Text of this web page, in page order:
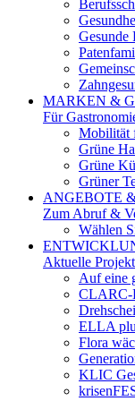
Gesunde
MARKEN &
Für
Mobilität
Grüne
Grüne
Grüner
ANGEBOTE
Zum Abruf &
Wählen
Aktuelle
Auf eine
CLARC-
ELLA
Flora
KLIC